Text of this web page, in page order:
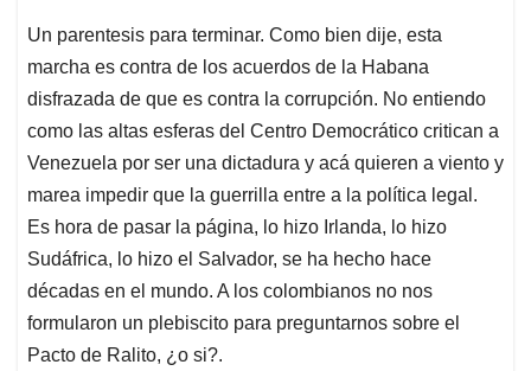
Un parentesis para terminar. Como bien dije, esta
marcha es contra de los acuerdos de la Habana
disfrazada de que es contra la corrupción. No entiendo
como las altas esferas del Centro Democrático critican a
Venezuela por ser una dictadura y acá quieren a viento y
marea impedir que la guerrilla entre a la política legal.
Es hora de pasar la página, lo hizo Irlanda, lo hizo
Sudáfrica, lo hizo el Salvador, se ha hecho hace
décadas en el mundo. A los colombianos no nos
formularon un plebiscito para preguntarnos sobre el
Pacto de Ralito, ¿o si?.